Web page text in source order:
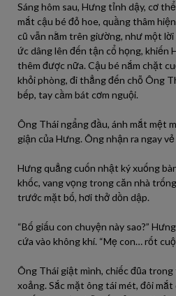
Sáng hôm sau, Hưng tỉnh dậy, cơ
mắt cậu bé đỏ hoe, quầng thâm
cũ vẫn nằm trên giường, như một
ức dâng lên đến tận cổ họng, khiến
thêm được nữa. Cậu bé nắm chặt
khỏi phòng, đi thẳng đến chỗ Ông
bếp, tay cầm bát cơm nguội.
Ông Thái ngẩng đầu, ánh mắt mệt
giận của Hưng. Ông nhận ra ngay
Hưng quẳng cuốn nhật ký xuống
khốc, vang vọng trong căn nhà
trước mặt bố, hơi thở dồn dập.
“Bố giấu con chuyện này sao?”
cứa vào không khí. “Mẹ con… rốt
Ông Thái giật mình, chiếc đũa
xoảng. Sắc mặt ông tái mét, đôi